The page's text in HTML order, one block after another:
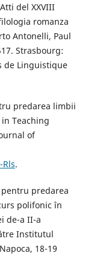
del XXVIII
romanza
Antonelli, Paul
Strasbourg:
de Linguistique
predarea limbii
Teaching
of
.
predarea
polifonic în
de-a II-a
Institutul
18-19